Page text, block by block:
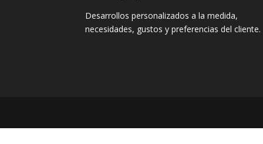
Desarrollos personalizados a la medida,
necesidades, gustos y preferencias del cliente.